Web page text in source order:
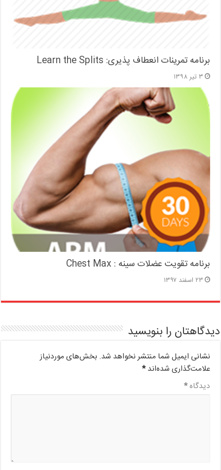
برنامه تمرینات انعطاف پذیری: Learn the Splits
۳ تیر ۱۳۹۸
برنامه تقویت عضلات سینه : Chest Max
۲۳ اسفند ۱۳۹۷
دیدگاهتان را بنویسید
نشانی ایمیل شما منتشر نخواهد شد. بخش‌های موردنیاز
علامت‌گذاری شده‌اند*
دیدگاه*